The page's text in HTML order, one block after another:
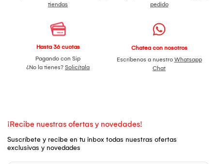
tiendas
pedido
Hasta 36 cuotas
Pagando con Sip
¿No la tienes? Solicítala
Chatea con nosotros
Escríbenos a nuestro Whatsapp
Chat
¡Recibe nuestras ofertas y novedades!
Suscríbete y recibe en tu inbox todas nuestras ofertas
exclusivas y novedades